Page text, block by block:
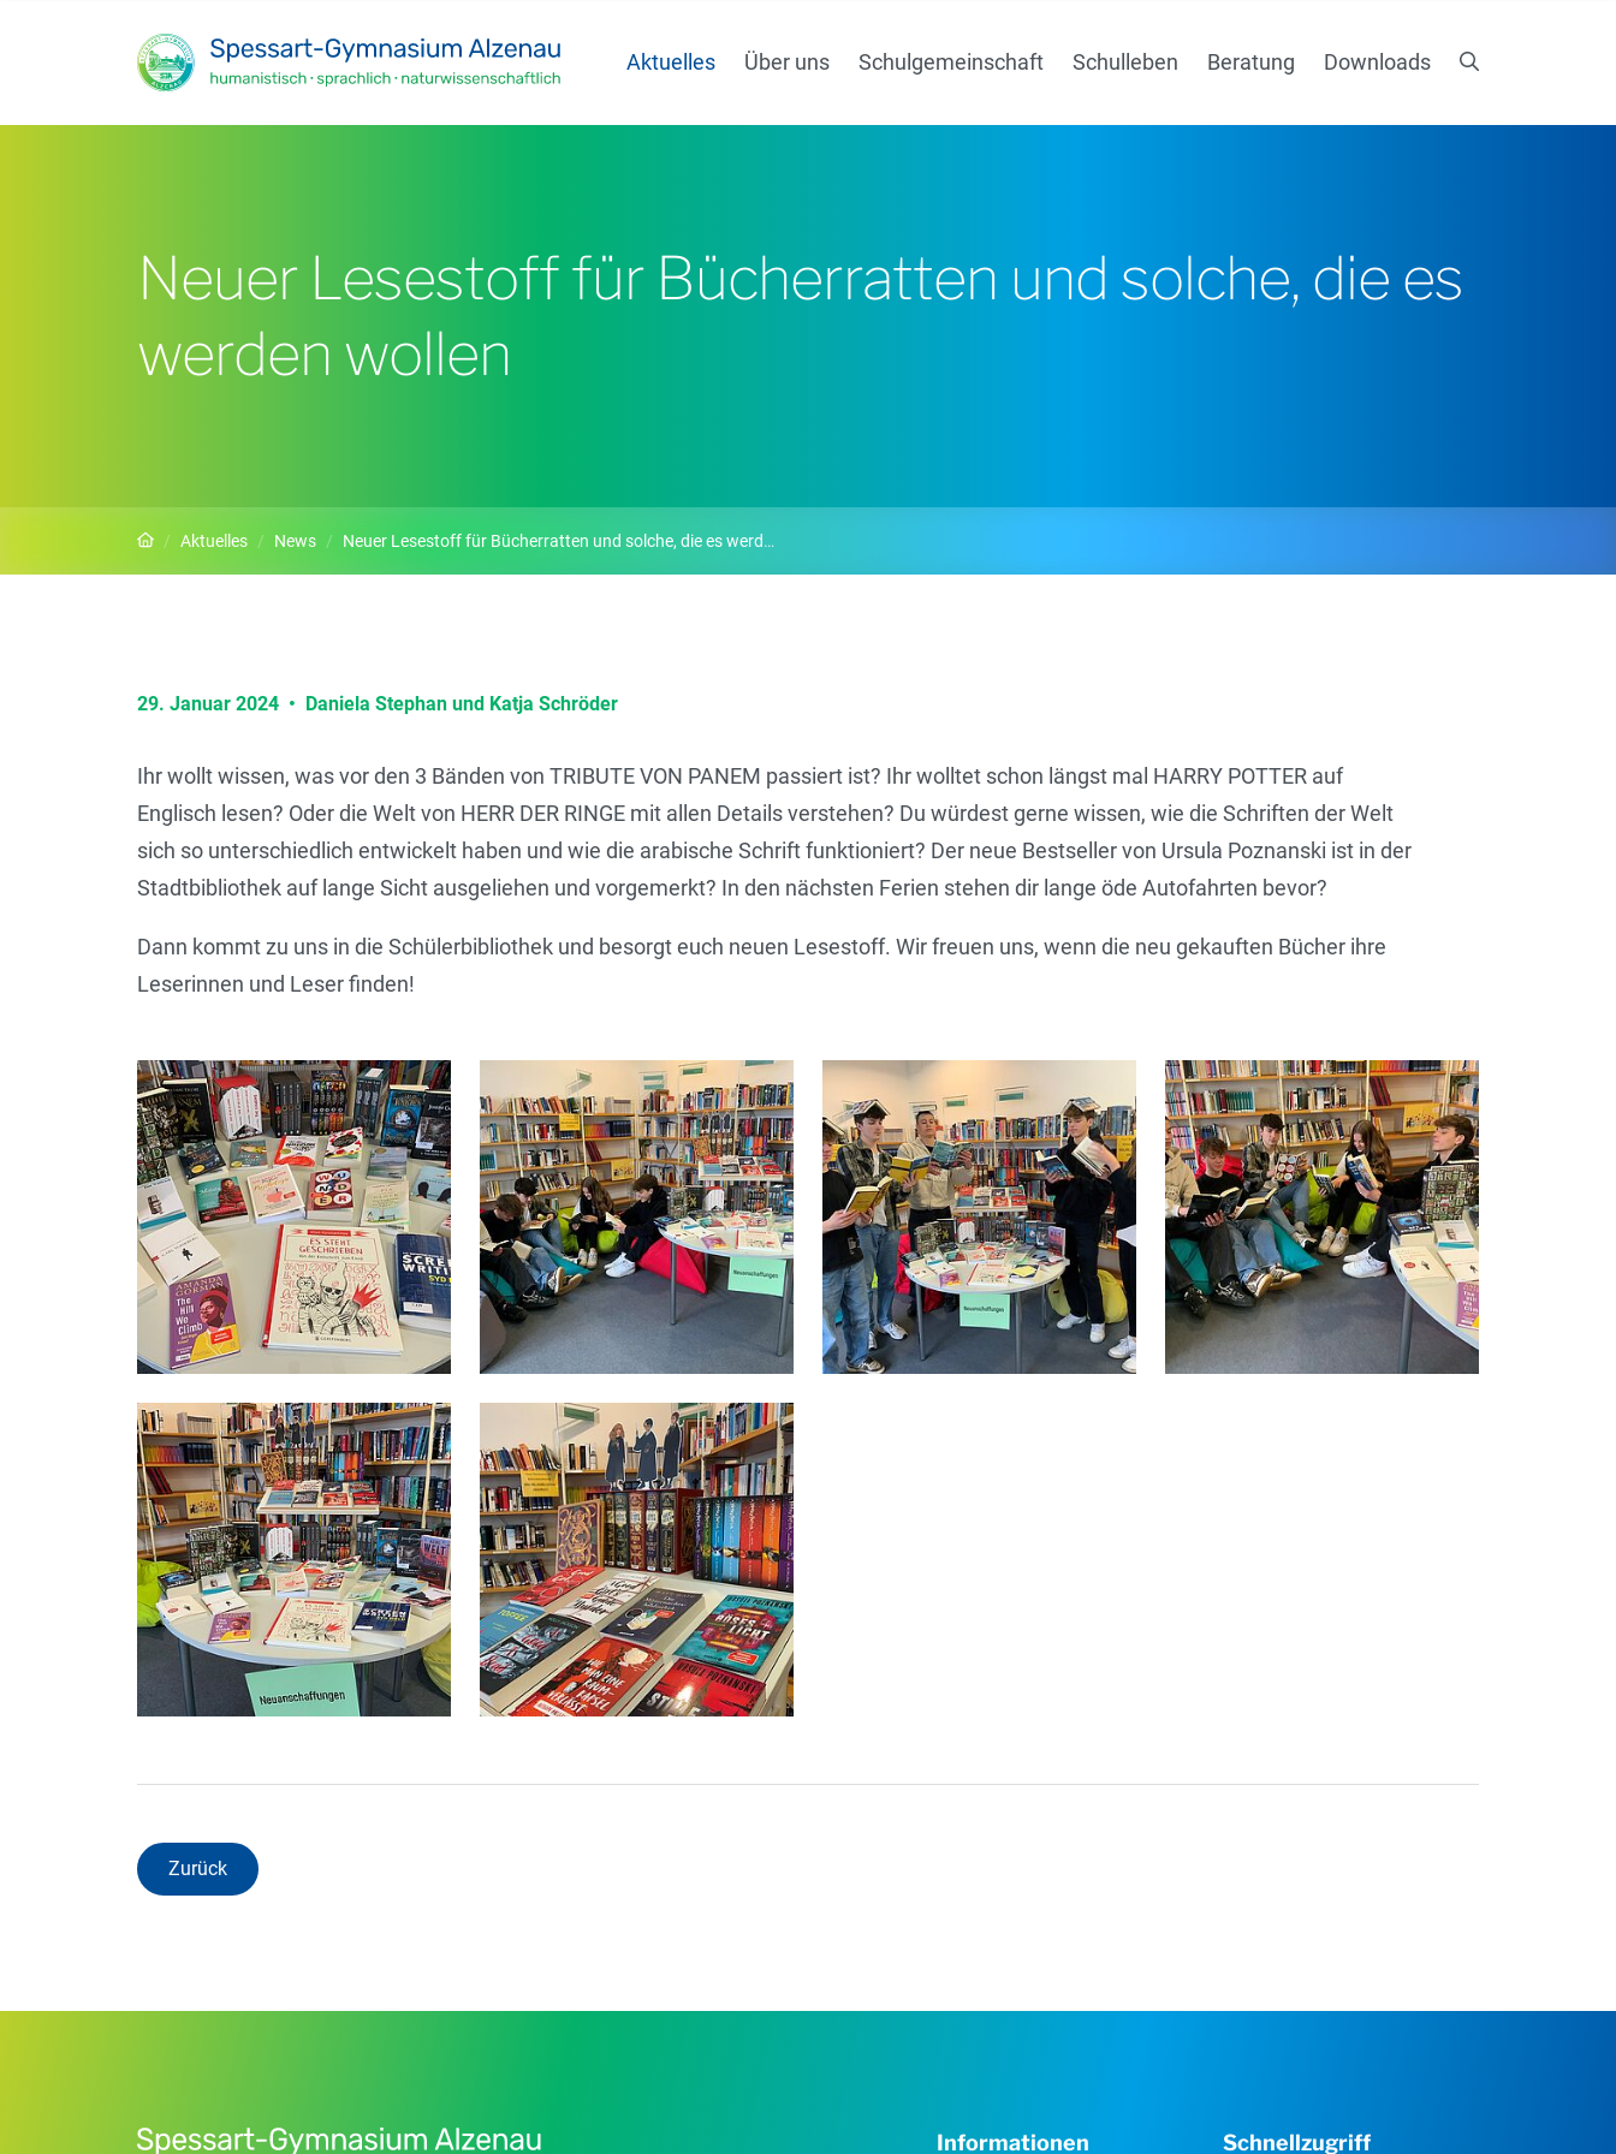
Aktuelles Über uns Schulgemeinschaft Schulleben Beratung Downloads
Neuer Lesestoff für Bücherratten und solche, die es
werden wollen
Startseite
Aktuelles News Neuer Lesestoff für Bücherratten und solche, die es werden wollen
29. Januar 2024 • Daniela Stephan und Katja Schröder
Ihr wollt wissen, was vor den 3 Bänden von TRIBUTE VON PANEM passiert ist? Ihr wolltet schon längst mal HARRY POTTER auf
Englisch lesen? Oder die Welt von HERR DER RINGE mit allen Details verstehen? Du würdest gerne wissen, wie die Schriften der Welt
sich so unterschiedlich entwickelt haben und wie die arabische Schrift funktioniert? Der neue Bestseller von Ursula Poznanski ist in der
Stadtbibliothek auf lange Sicht ausgeliehen und vorgemerkt? In den nächsten Ferien stehen dir lange öde Autofahrten bevor?
Dann kommt zu uns in die Schülerbibliothek und besorgt euch neuen Lesestoff. Wir freuen uns, wenn die neu gekauften Bücher ihre
Leserinnen und Leser finden!
Zurück
Informationen Schnellzugriff